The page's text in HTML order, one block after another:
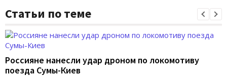
Статьи по теме
Россияне нанесли удар дроном по локомотиву
поезда Сумы-Киев